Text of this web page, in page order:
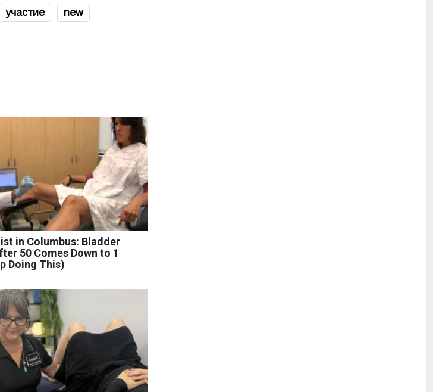
участие
new
in Columbus: Bladder
50 Comes Down to 1
Doing This)